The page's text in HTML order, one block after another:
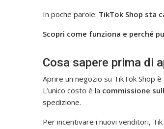
In poche parole: TikTok Shop sta
Scopri come funziona e perché
Cosa sapere prima di
Aprire un negozio su TikTok Shop è
L’unico costo è la commissione
spedizione.
Per incentivare i nuovi venditori,